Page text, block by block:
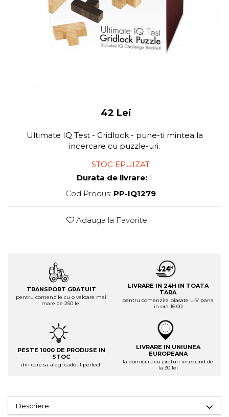
42 Lei
Ultimate IQ Test - Gridlock - pune-ti mintea la
incercare cu puzzle-uri.
STOC EPUIZAT
Durata de livrare: 1
Cod Produs: PP-IQ1279
Adauga la Favorite
TRANSPORT GRATUIT
pentru comenzile cu o valoare mai
mare de 250 lei
LIVRARE IN 24H IN TOATA
TARA
pentru comenzile plasate L-V pana
in ora 16:00
PESTE 1000 DE PRODUSE IN
STOC
din care sa alegi cadoul perfect
LIVRARE IN UNIUNEA
EUROPEANA
la domiciliu cu preturi incepand de
la 30 lei
Descriere